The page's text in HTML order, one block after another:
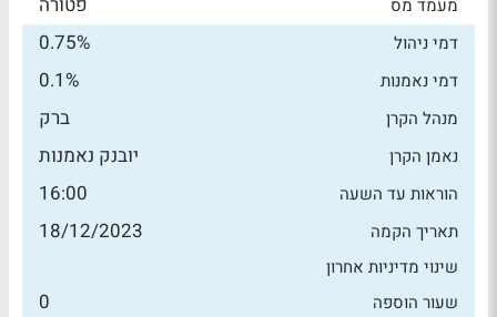
מעמד מס
דמי ניהול 0.75%
דמי נאמנות 0.1%
מנהל הקרן ברק
נאמן הקרן יובנק נאמנות
הוראות עד השעה 16:00
תאריך הקמה 18/12/2023
שינוי מדיניות אחרון
שעור הוספה
0